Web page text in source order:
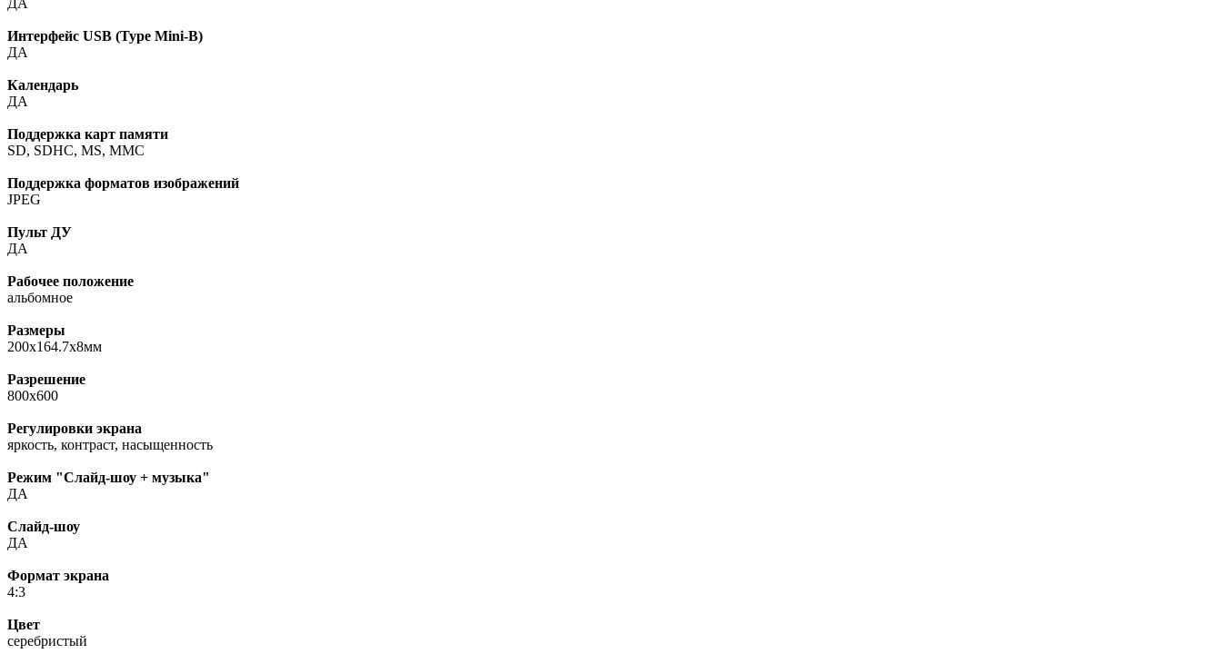
ДА
Интерфейс USB (Type Mini-B)
ДА
Календарь
ДА
Поддержка карт памяти
SD, SDHC, MS, MMC
Поддержка форматов изображений
JPEG
Пульт ДУ
ДА
Рабочее положение
альбомное
Размеры
200x164.7x8мм
Разрешение
800x600
Регулировки экрана
яркость, контраст, насыщенность
Режим "Слайд-шоу + музыка"
ДА
Слайд-шоу
ДА
Формат экрана
4:3
Цвет
серебристый